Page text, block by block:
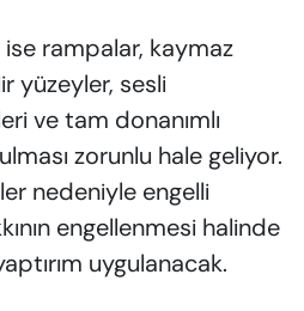
rampalar, kaymaz
yüzeyler, sesli
ve tam donanımlı
zorunlu hale geliyor.
nedeniyle engelli
engellenmesi halinde
uygulanacak.